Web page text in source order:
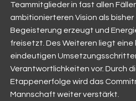
Teammitglieder in fast allen
ambitionierteren Vision als
Begeisterung erzeugt und
freisetzt. Des Weiteren liegt
eindeutigen
Verantwortlichkeiten vor. Durch
Etappenerfolge wird das
Mannschaft weiter verstärkt.